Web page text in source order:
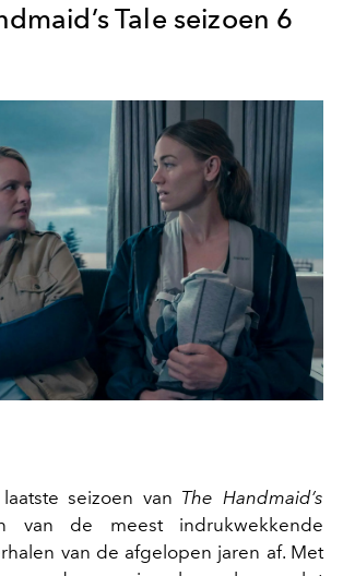
Tale seizoen 6
seizoen van The Handmaid’s
van de meest indrukwekkende
van de afgelopen jaren af. Met